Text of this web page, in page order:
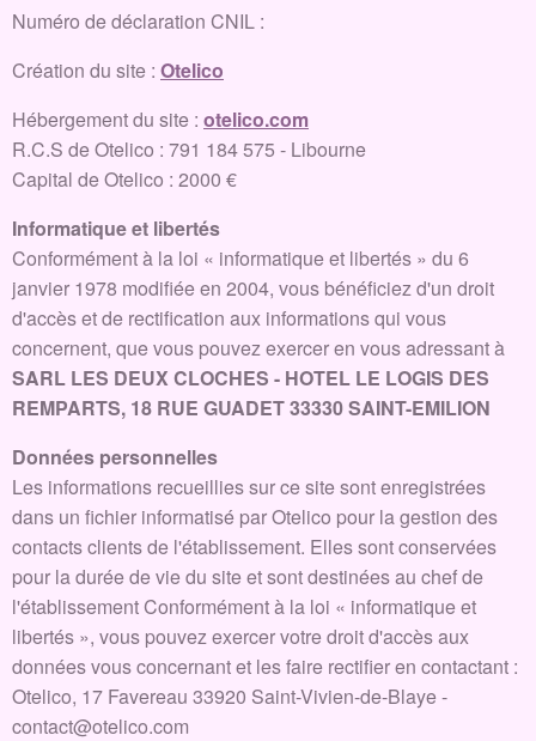
Numéro de déclaration CNIL :
Création du site : Otelico
Hébergement du site : otelico.com
R.C.S de Otelico : 791 184 575 - Libourne
Capital de Otelico : 2000 €
Informatique et libertés
Conformément à la loi « informatique et libertés » du 6
janvier 1978 modifiée en 2004, vous bénéficiez d'un droit
d'accès et de rectification aux informations qui vous
concernent, que vous pouvez exercer en vous adressant à
SARL LES DEUX CLOCHES - HOTEL LE LOGIS DES
REMPARTS, 18 RUE GUADET 33330 SAINT-EMILION
Données personnelles
Les informations recueillies sur ce site sont enregistrées
dans un fichier informatisé par Otelico pour la gestion des
contacts clients de l'établissement. Elles sont conservées
pour la durée de vie du site et sont destinées au chef de
l'établissement Conformément à la loi « informatique et
libertés », vous pouvez exercer votre droit d'accès aux
données vous concernant et les faire rectifier en contactant :
Otelico, 17 Favereau 33920 Saint-Vivien-de-Blaye -
contact@otelico.com